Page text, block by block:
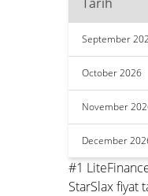
September
October 2026
November
December
#1
StarSlax fiyat